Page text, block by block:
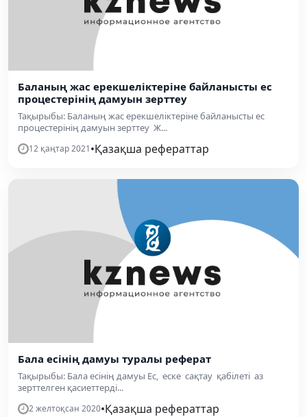
Баланың жас ерекшеліктеріне байланысты ес
процестерінің дамуын зерттеу
Тақырыбы: Баланың жас ерекшеліктеріне байланысты ес
процестерінің дамуын зерттеу Ж...
12 қаңтар 2021•Қазақша рефераттар
Бала есінің дамуы туралы реферат
Тақырыбы: Бала есінің дамуы Ес, еске сақтау қабілеті аз
зерттелген қасиеттерді...
2 желтоқсан 2020•Қазақша рефераттар